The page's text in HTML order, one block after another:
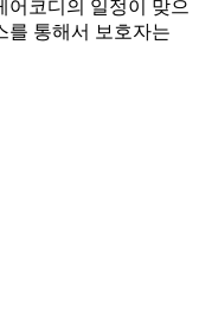
어코디의 일정이 맞으
를 통해서 보호자는